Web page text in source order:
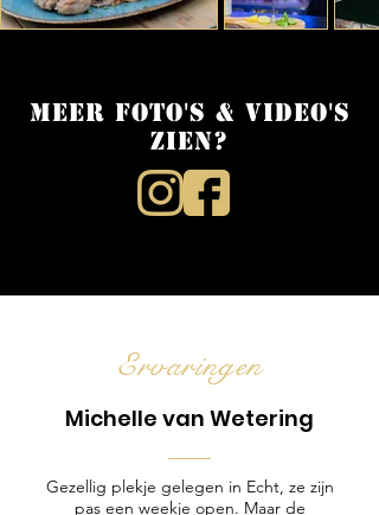
Meer foto's & video's
zien?
Ervaringen
Michelle van Wetering
Gezellig plekje gelegen in Echt, ze zijn
pas een weekje open. Maar de